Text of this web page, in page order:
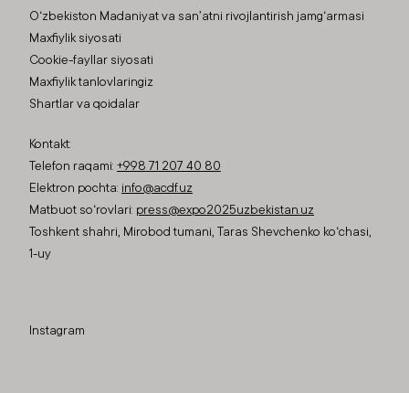
O‘zbekiston Madaniyat va san’atni rivojlantirish jamg‘armasi
Maxfiylik siyosati
Cookie-fayllar siyosati
Maxfiylik tanlovlaringiz
Shartlar va qoidalar
Kontakt:
Telefon raqami: +998 71 207 40 80
Elektron pochta: info@acdf.uz
Matbuot so‘rovlari: press@expo2025uzbekistan.uz
Toshkent shahri, Mirobod tumani, Taras Shevchenko ko‘chasi,
1-uy
Instagram